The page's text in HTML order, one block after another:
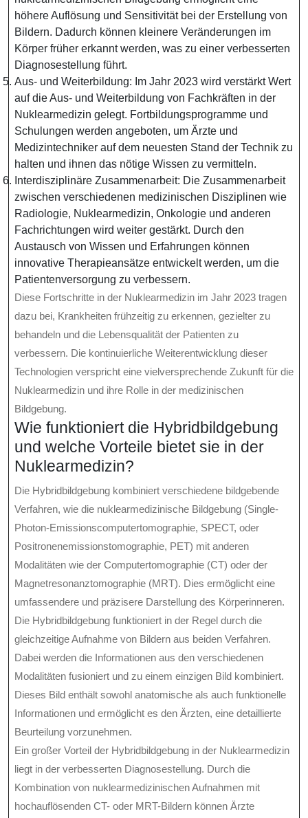
höhere Auflösung und Sensitivität bei der Erstellung von
Bildern. Dadurch können kleinere Veränderungen im
Körper früher erkannt werden, was zu einer verbesserten
Diagnosestellung führt.
Aus- und Weiterbildung: Im Jahr 2023 wird verstärkt Wert
auf die Aus- und Weiterbildung von Fachkräften in der
Nuklearmedizin gelegt. Fortbildungsprogramme und
Schulungen werden angeboten, um Ärzte und
Medizintechniker auf dem neuesten Stand der Technik zu
halten und ihnen das nötige Wissen zu vermitteln.
Interdisziplinäre Zusammenarbeit: Die Zusammenarbeit
zwischen verschiedenen medizinischen Disziplinen wie
Radiologie, Nuklearmedizin, Onkologie und anderen
Fachrichtungen wird weiter gestärkt. Durch den
Austausch von Wissen und Erfahrungen können
innovative Therapieansätze entwickelt werden, um die
Patientenversorgung zu verbessern.
Diese Fortschritte in der Nuklearmedizin im Jahr 2023 tragen
dazu bei, Krankheiten frühzeitig zu erkennen, gezielter zu
behandeln und die Lebensqualität der Patienten zu
verbessern. Die kontinuierliche Weiterentwicklung dieser
Technologien verspricht eine vielversprechende Zukunft für die
Nuklearmedizin und ihre Rolle in der medizinischen
Bildgebung.
Wie funktioniert die Hybridbildgebung
und welche Vorteile bietet sie in der
Nuklearmedizin?
Die Hybridbildgebung kombiniert verschiedene bildgebende
Verfahren, wie die nuklearmedizinische Bildgebung (Single-
Photon-Emissionscomputertomographie, SPECT, oder
Positronenemissionstomographie, PET) mit anderen
Modalitäten wie der Computertomographie (CT) oder der
Magnetresonanztomographie (MRT). Dies ermöglicht eine
umfassendere und präzisere Darstellung des Körperinneren.
Die Hybridbildgebung funktioniert in der Regel durch die
gleichzeitige Aufnahme von Bildern aus beiden Verfahren.
Dabei werden die Informationen aus den verschiedenen
Modalitäten fusioniert und zu einem einzigen Bild kombiniert.
Dieses Bild enthält sowohl anatomische als auch funktionelle
Informationen und ermöglicht es den Ärzten, eine detaillierte
Beurteilung vorzunehmen.
Ein großer Vorteil der Hybridbildgebung in der Nuklearmedizin
liegt in der verbesserten Diagnosestellung. Durch die
Kombination von nuklearmedizinischen Aufnahmen mit
hochauflösenden CT- oder MRT-Bildern können Ärzte